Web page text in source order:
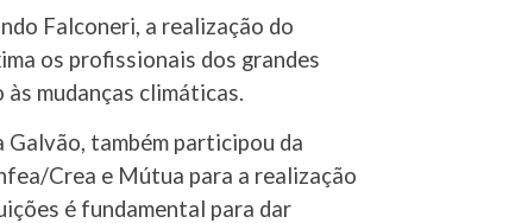
Falconeri, a realização do
os profissionais dos grandes
mudanças climáticas.
Galvão, também participou da
Crea e Mútua para a realização
é fundamental para dar